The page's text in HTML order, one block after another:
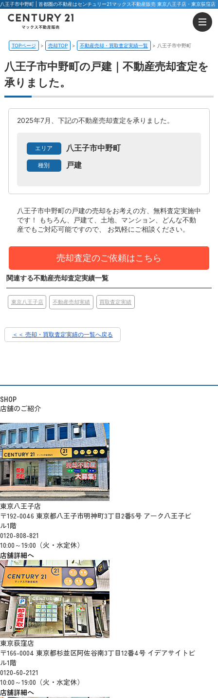
八王子市中野町 | 首都圏の不動産はセンチュリー21マックス不動産販売 東京八王子店・東京荻窪店
TOPページ 売却TOP 不動産売却・買取査定実績一覧 八王子市中野町
八王子市中野町の戸建｜不動産売却査定を
承りました。
2025年7月、下記の不動産売却査定を承りました。
エリア 八王子市中野町
種別 戸建
八王子市中野町の戸建の売却をお考えの方、無料査定実施中
です！
もちろん、戸建て、土地、マンション、どんな不動
産でもご対応可能ですので、 お気軽にご相談ください。
売却査定のご依頼はこちら
関連する不動産売却査定実績一覧
東京八王子店 不動産売却実績 買取査定実績
＜＜ 売却・買取査定実績の一覧へ戻る
SHOP
店舗のご紹介
東京八王子店
〒192-0046 東京都八王子市明神町3丁目2番5号 アーク八王子ビ
ル1階
0120-808-821
10:00～19:00（火・水定休）
店舗詳細へ
東京荻窪店
〒166-0004 東京都杉並区阿佐谷南3丁目12番4号 イデアサイトビ
ル1階
0120-60-2121
10:00～19:00（火・水定休）
店舗詳細へ